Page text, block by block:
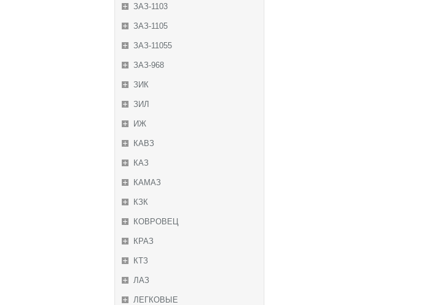
ЗАЗ-1103
ЗАЗ-1105
ЗАЗ-11055
ЗАЗ-968
ЗИК
ЗИЛ
ИЖ
КАВЗ
КАЗ
КАМАЗ
КЗК
КОВРОВЕЦ
КРАЗ
КТЗ
ЛАЗ
ЛЕГКОВЫЕ